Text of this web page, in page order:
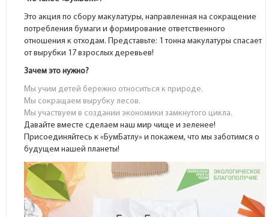
Это акция по сбору макулатуры, направленная на сокращение
потребления бумаги и формирование ответственного
отношения к отходам. Представьте: 1 тонна макулатуры спасает
от вырубки 17 взрослых деревьев!
Зачем это нужно?
Мы учим детей бережно относиться к природе.
Мы сокращаем вырубку лесов.
Мы участвуем в создании экономики замкнутого цикла.
Давайте вместе сделаем наш мир чище и зеленее!
Присоединяйтесь к «БумБатлу» и покажем, что мы заботимся о
будущем нашей планеты!